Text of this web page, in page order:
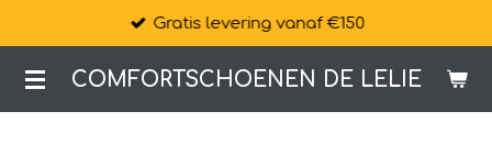
naar
de
COMFORTSCHOENEN DE LELIE
Gratis levering vanaf €150